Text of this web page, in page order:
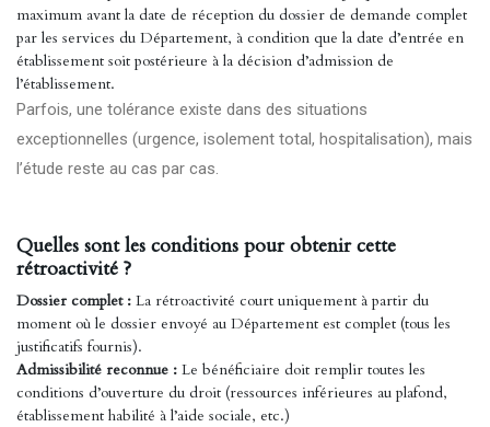
maximum avant la date de réception du dossier de demande complet
par les services du Département, à condition que la date d’entrée en
établissement soit postérieure à la décision d’admission de
l’établissement.
Parfois, une tolérance existe dans des situations
exceptionnelles (urgence, isolement total, hospitalisation), mais
l’étude reste au cas par cas.
Quelles sont les conditions pour obtenir cette
rétroactivité ?
Dossier complet : La rétroactivité court uniquement à partir du
moment où le dossier envoyé au Département est complet (tous les
justificatifs fournis).
Admissibilité reconnue : Le bénéficiaire doit remplir toutes les
conditions d’ouverture du droit (ressources inférieures au plafond,
établissement habilité à l’aide sociale, etc.)